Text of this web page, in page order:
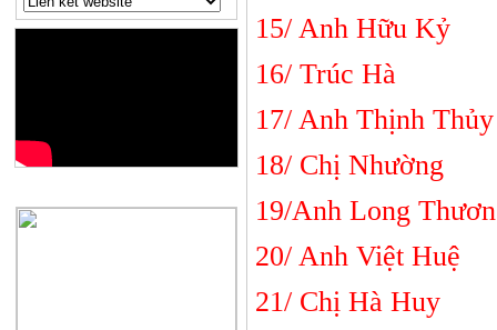
15/ Anh
16/ Trúc
17/ Anh
18/ Chị
19/Anh Long
20/ Anh Việt
21/ Chị Hà